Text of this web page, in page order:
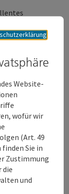
sowie
Fortschritt
Fachleute
mit den
Website-
wofür wir
(Art. 49
Sie in
Zustimmung
die
und